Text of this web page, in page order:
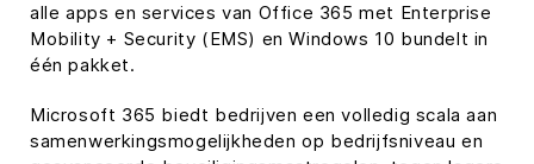
alle apps en services van Office 365 met Enterprise
Mobility + Security (EMS) en Windows 10 bundelt in
één pakket.
Microsoft 365 biedt bedrijven een volledig scala aan
samenwerkingsmogelijkheden op bedrijfsniveau en